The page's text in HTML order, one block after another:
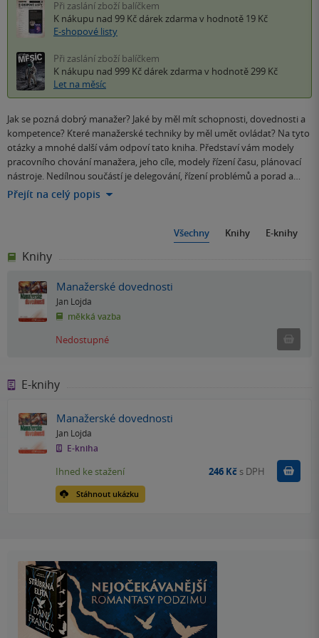
Při zaslání zboží balíčkem
K nákupu nad 99 Kč dárek zdarma v hodnotě 19 Kč
E-shopové listy
Při zaslání zboží balíčkem
K nákupu nad 999 Kč dárek zdarma v hodnotě 299 Kč
Let na měsíc
Jak se pozná dobrý manažer? Jaké by měl mít schopnosti, dovednosti a
kompetence? Které manažerské techniky by měl umět ovládat? Na tyto
otázky a mnohé další vám odpoví tato kniha. Představí vám modely
pracovního chování manažera, jeho cíle, modely řízení času, plánovací
nástroje. Nedílnou součástí je delegování, řízení problémů a porad a…
Přejít na celý popis
Všechny Knihy E-knihy
Knihy
Manažerské dovednosti
Jan Lojda
měkká vazba
Nedostupné
E-knihy
Manažerské dovednosti
Jan Lojda
E-kniha
Stáhnout ukázku
Ihned ke stažení 246 Kč s DPH Koupit